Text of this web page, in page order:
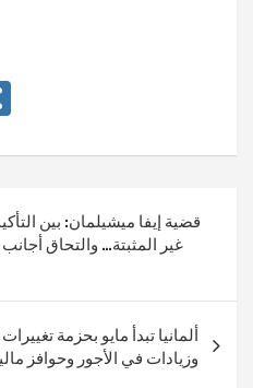
n
قضية إيفا ميشيلمان: بين
غير المثبتة… والتحاق
ألمانيا تبدأ مايو بحزمة
وزيادات في الأجور وحوافز